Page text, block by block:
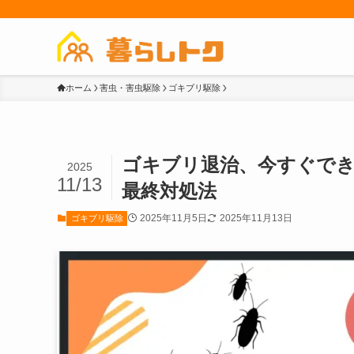
ホーム 害虫・害虫駆除 ゴキブリ駆除
ゴキブリ退治、今すぐで
最終対処法
2025
11/13
ゴキブリ駆除 2025年11月5日 2025年11月13日